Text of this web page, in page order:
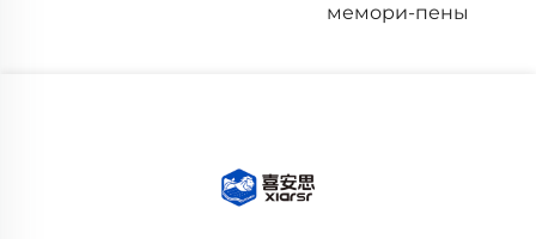
мемори-пены